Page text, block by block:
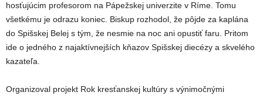
hosťujúcim profesorom na Pápežskej univerzite v Ríme. Tomu
všetkému je odrazu koniec. Biskup rozhodol, že pôjde za kaplána
do Spišskej Belej s tým, že nesmie na noc ani opustiť faru. Pritom
ide o jedného z najaktívnejších kňazov Spišskej diecézy a skvelého
kazateľa.
Organizoval projekt Rok kresťanskej kultúry s výnimočnými